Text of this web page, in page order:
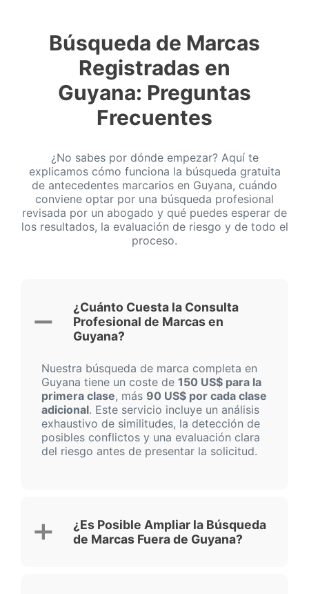
Búsqueda de Marcas
Registradas en
Guyana: Preguntas
Frecuentes
¿No sabes por dónde empezar? Aquí te
explicamos cómo funciona la búsqueda gratuita
de antecedentes marcarios en Guyana, cuándo
conviene optar por una búsqueda profesional
revisada por un abogado y qué puedes esperar de
los resultados, la evaluación de riesgo y de todo el
proceso.
¿Cuánto Cuesta la Consulta
Profesional de Marcas en
Guyana?
Nuestra búsqueda de marca completa en
Guyana tiene un coste de 150 US$ para la
primera clase, más 90 US$ por cada clase
adicional. Este servicio incluye un análisis
exhaustivo de similitudes, la detección de
posibles conflictos y una evaluación clara
del riesgo antes de presentar la solicitud.
¿Es Posible Ampliar la Búsqueda
de Marcas Fuera de Guyana?